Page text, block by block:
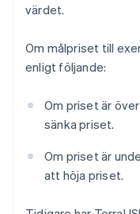
värdet.
Om målpriset till
enligt följande:
Om priset är
sänka priset.
Om priset är
att höja priset.